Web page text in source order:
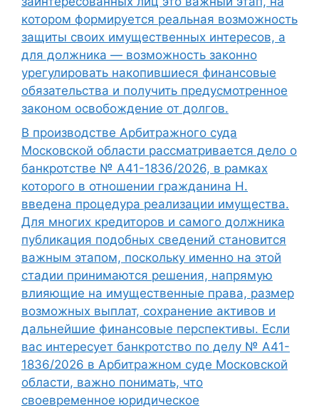
котором формируется реальная возможность
защиты своих имущественных интересов, а
для должника — возможность законно
урегулировать накопившиеся финансовые
обязательства и получить предусмотренное
законом освобождение от долгов.
В производстве Арбитражного суда
Московской области рассматривается дело о
банкротстве № А41-1836/2026, в рамках
которого в отношении гражданина Н.
введена процедура реализации имущества.
Для многих кредиторов и самого должника
публикация подобных сведений становится
важным этапом, поскольку именно на этой
стадии принимаются решения, напрямую
влияющие на имущественные права, размер
возможных выплат, сохранение активов и
дальнейшие финансовые перспективы. Если
вас интересует банкротство по делу № А41-
1836/2026 в Арбитражном суде Московской
области, важно понимать, что
своевременное юридическое